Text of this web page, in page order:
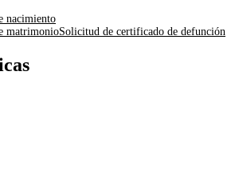
nacimiento
matrimonioSolicitud de certificado de defunción